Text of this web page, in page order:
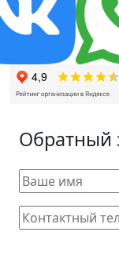
Обратный